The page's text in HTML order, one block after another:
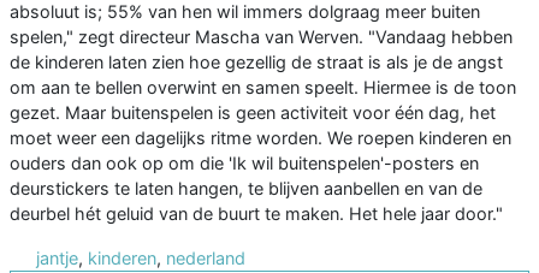
absoluut is; 55% van hen wil immers dolgraag meer buiten
spelen," zegt directeur Mascha van Werven. "Vandaag hebben
de kinderen laten zien hoe gezellig de straat is als je de angst
om aan te bellen overwint en samen speelt. Hiermee is de toon
gezet. Maar buitenspelen is geen activiteit voor één dag, het
moet weer een dagelijks ritme worden. We roepen kinderen en
ouders dan ook op om die 'Ik wil buitenspelen'-posters en
deurstickers te laten hangen, te blijven aanbellen en van de
deurbel hét geluid van de buurt te maken. Het hele jaar door."
jantje, kinderen, nederland